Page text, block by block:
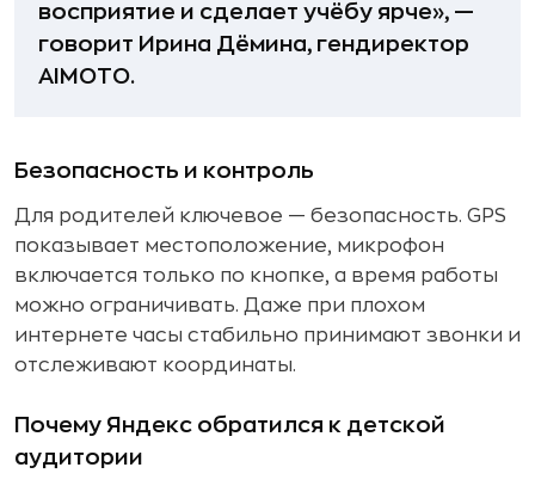
восприятие и сделает учёбу ярче», —
говорит Ирина Дёмина, гендиректор
AIMOTO.
Безопасность и контроль
Для родителей ключевое — безопасность. GPS
показывает местоположение, микрофон
включается только по кнопке, а время работы
можно ограничивать. Даже при плохом
интернете часы стабильно принимают звонки и
отслеживают координаты.
Почему Яндекс обратился к детской
аудитории